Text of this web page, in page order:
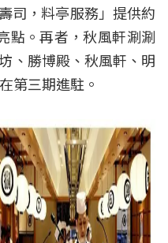
司，料亭服務」提供約
點。再者，秋風軒涮涮
、勝博殿、秋風軒、明
第三期進駐。